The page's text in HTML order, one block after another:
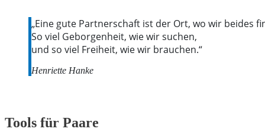
„Eine gute Partnerschaft ist der Ort, wo wir beides
So viel Geborgenheit, wie wir suchen,
und so viel Freiheit, wie wir brauchen.“
Henriette Hanke
Tools für Paare